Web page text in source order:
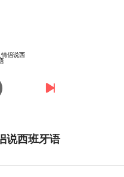
说西班牙语